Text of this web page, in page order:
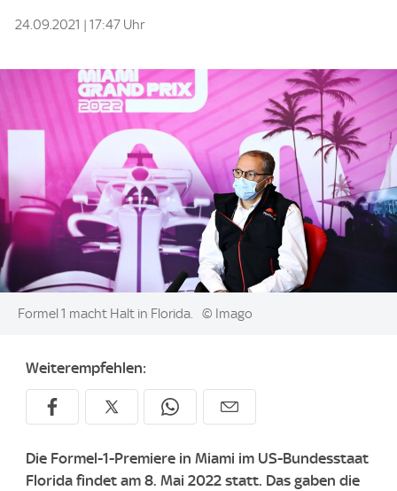
24.09.2021 | 17:47 Uhr
Image:
Formel 1 macht Halt in Florida. © Imago
Weiterempfehlen:
Die Formel-1-Premiere in Miami im US-Bundesstaat
Florida findet am 8. Mai 2022 statt. Das gaben die